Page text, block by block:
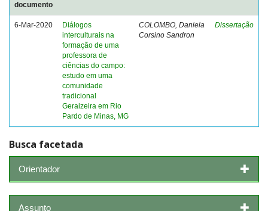
documento
6-Mar-2020
Diálogos
interculturais na
formação de uma
professora de
ciências do campo:
estudo em uma
comunidade
tradicional
Geraizeira em Rio
Pardo de Minas, MG
COLOMBO, Daniela
Corsino Sandron
Dissertação
Busca facetada
Orientador
Assunto